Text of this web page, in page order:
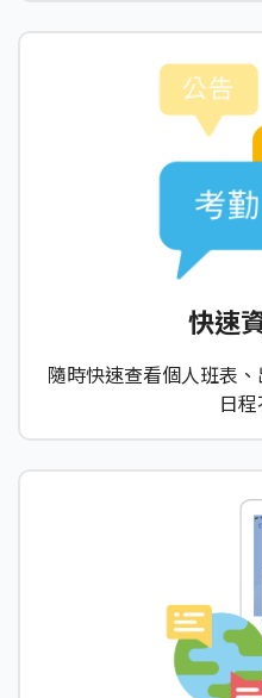
快速
隨時快速查看個人班表
日